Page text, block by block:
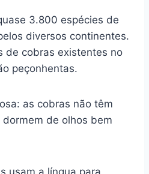
3.800 espécies de
diversos continentes.
de cobras existentes no
peçonhentas.
as cobras não têm
de olhos bem